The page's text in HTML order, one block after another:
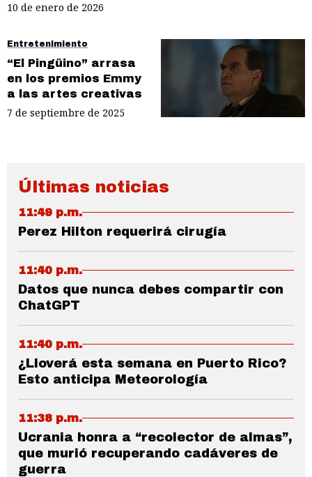
10 de enero de 2026
Entretenimiento
“El Pingüino” arrasa
en los premios Emmy
a las artes creativas
7 de septiembre de 2025
Últimas noticias
11:49 p.m.
Perez Hilton requerirá cirugía
11:40 p.m.
Datos que nunca debes compartir con
ChatGPT
11:40 p.m.
¿Lloverá esta semana en Puerto Rico?
Esto anticipa Meteorología
11:38 p.m.
Ucrania honra a “recolector de almas”,
que murió recuperando cadáveres de
guerra